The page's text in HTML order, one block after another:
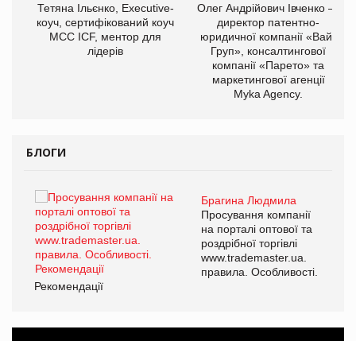
Тетяна Ільєнко, Executive-
коуч, сертифікований коуч
МСС ICF, ментор для
лідерів
Олег Андрійович Івченко —
директор патентно-
юридичної компанії «Вайз
Груп», консалтингової
компанії «Парето» та
маркетингової агенції
Myka Agency.
БЛОГИ
Брагина Людмила
Просування компанії
на порталі оптової та
роздрібної торгівлі
www.trademaster.ua.
правила. Особливості.
Рекомендації